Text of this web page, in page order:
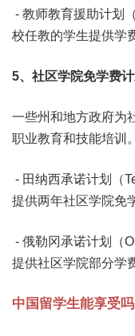
- 教师教育援助计划
校任教的学生提供学
5、 社区学院免学费计
一些州和地方政府为
职业教育和技能培训
- 田纳西承诺计划（
提供两年社区学院免
- 俄勒冈承诺计划（
提供社区学院部分学
中国留学生能享受吗